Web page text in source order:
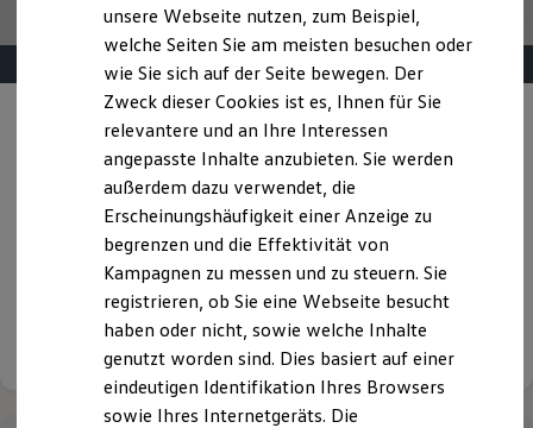
Nachhaltigkeit
Technologie
Kosten und Kauf
Kaufoptionen
E-Auto-Förderung
Software und Konnektivität
Die ID. Software 6
ID. Software Versionen und Updates
Digitale Extras
Schnittstellen zu Ihrem ID.
Hybridautos
Marke und Erlebnis
Volkswagen R und R Experience
R-Modelle
R Experience
Driving Experience
Volkswagen entdecken
Werkbesichtigung
Angebot gültig bis 30.09.2026
Der Golf
Golf Life ab 239,00 €mtl. leasen für Privatkunden |
999,00 € Sonderzahlung | 42 Monate Laufzeit | Jährliche
Fahrleistung: 10.000 km
Details ansehen
unsere Webseite nutzen, zum Beispiel,
welche Seiten Sie am meisten besuchen oder
wie Sie sich auf der Seite bewegen. Der
Zweck dieser Cookies ist es, Ihnen für Sie
relevantere und an Ihre Interessen
angepasste Inhalte anzubieten. Sie werden
außerdem dazu verwendet, die
Erscheinungshäufigkeit einer Anzeige zu
begrenzen und die Effektivität von
Kampagnen zu messen und zu steuern. Sie
registrieren, ob Sie eine Webseite besucht
haben oder nicht, sowie welche Inhalte
genutzt worden sind. Dies basiert auf einer
eindeutigen Identifikation Ihres Browsers
sowie Ihres Internetgeräts. Die